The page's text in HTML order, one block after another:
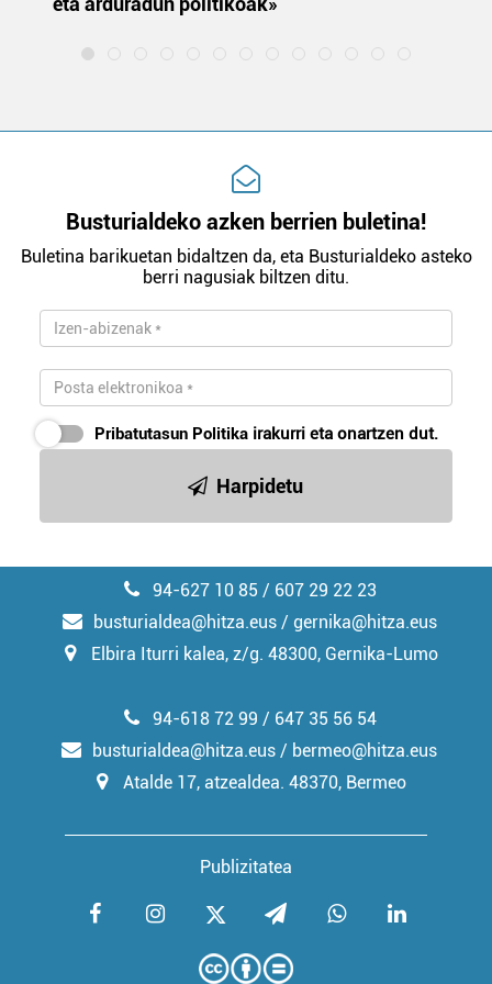
Busturialdeko azken berrien buletina!
Buletina barikuetan bidaltzen da, eta Busturialdeko asteko
berri nagusiak biltzen ditu.
Pribatutasun Politika irakurri eta onartzen dut.
Harpidetu
94-627 10 85 / 607 29 22 23
busturialdea@hitza.eus / gernika@hitza.eus
Elbira Iturri kalea, z/g. 48300, Gernika-Lumo
Publizitatea
94-618 72 99 / 647 35 56 54
busturialdea@hitza.eus / bermeo@hitza.eus
Atalde 17, atzealdea. 48370, Bermeo